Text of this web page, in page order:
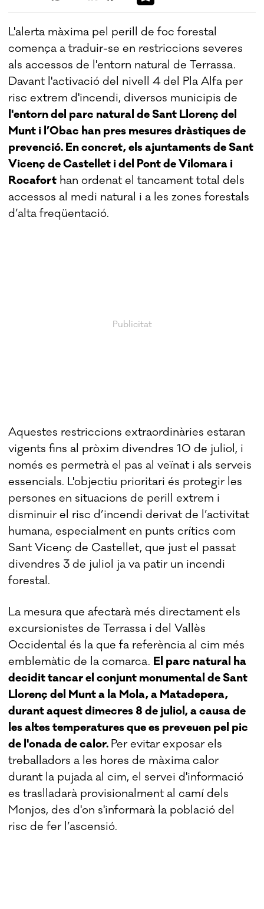
L'alerta màxima pel perill de foc forestal
comença a traduir-se en restriccions severes
als accessos de l'entorn natural de Terrassa.
Davant l'activació del nivell 4 del Pla Alfa per
risc extrem d'incendi, diversos municipis de
l'entorn del parc natural de Sant Llorenç del
Munt i l’Obac han pres mesures dràstiques de
prevenció. En concret, els ajuntaments de Sant
Vicenç de Castellet i del Pont de Vilomara i
Rocafort han ordenat el tancament total dels
accessos al medi natural i a les zones forestals
d’alta freqüentació.
Aquestes restriccions extraordinàries estaran
vigents fins al pròxim divendres 10 de juliol, i
només es permetrà el pas al veïnat i als serveis
essencials. L'objectiu prioritari és protegir les
persones en situacions de perill extrem i
disminuir el risc d’incendi derivat de l’activitat
humana, especialment en punts crítics com
Sant Vicenç de Castellet, que just el passat
divendres 3 de juliol ja va patir un incendi
forestal.
La mesura que afectarà més directament els
excursionistes de Terrassa i del Vallès
Occidental és la que fa referència al cim més
emblemàtic de la comarca. El parc natural ha
decidit tancar el conjunt monumental de Sant
Llorenç del Munt a la Mola, a Matadepera,
durant aquest dimecres 8 de juliol, a causa de
les altes temperatures que es preveuen pel pic
de l'onada de calor. Per evitar exposar els
treballadors a les hores de màxima calor
durant la pujada al cim, el servei d'informació
es traslladarà provisionalment al camí dels
Monjos, des d'on s'informarà la població del
risc de fer l’ascensió.